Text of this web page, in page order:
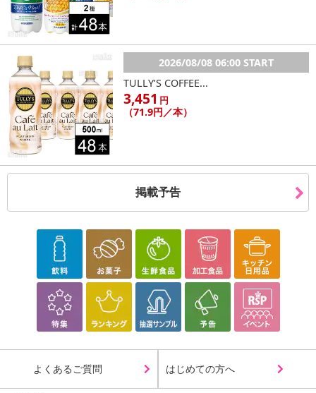
2026/08/08 06:00 START
TULLY’S COFFEE...
3,451 円
（71.9円／本）
掲載予告
よくあるご質問 はじめての方へ